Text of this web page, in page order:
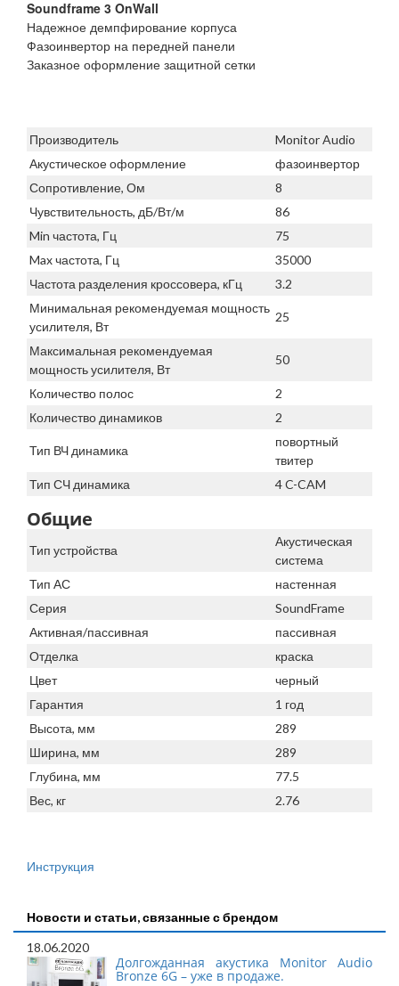
Soundframe 3 OnWall
Надежное демпфирование корпуса
Фазоинвертор на передней панели
Заказное оформление защитной сетки
Производитель
Monitor Audio
Акустическое оформление
фазоинвертор
Сопротивление, Ом
8
Чувствительность, дБ/Вт/м
86
Min частота, Гц
75
Max частота, Гц
35000
Частота разделения кроссовера, кГц
3.2
Минимальная рекомендуемая мощность
усилителя, Вт
25
Максимальная рекомендуемая
мощность усилителя, Вт
50
Количество полос
2
Количество динамиков
2
Тип ВЧ динамика
повортный
твитер
Тип СЧ динамика
4 C-CAM
Общие
Тип устройства
Акустическая
система
Тип АС
настенная
Серия
SoundFrame
Активная/пассивная
пассивная
Отделка
краска
Цвет
черный
Гарантия
1 год
Высота, мм
289
Ширина, мм
289
Глубина, мм
77.5
Вес, кг
2.76
Инструкция
Новости и статьи, связанные с брендом
18.06.2020
Долгожданная акустика Monitor Audio
Bronze 6G – уже в продаже.